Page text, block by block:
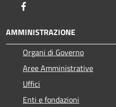
AMMINISTRAZIONE
Organi di Governo
Aree Amministrative
Uffici
Enti e fondazioni